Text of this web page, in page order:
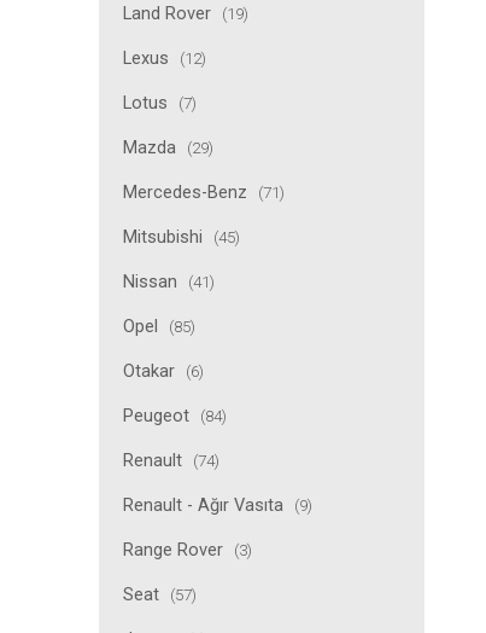
Land Rover (19)
Lexus (12)
Lotus (7)
Mazda (29)
Mercedes-Benz (71)
Mitsubishi (45)
Nissan (41)
Opel (85)
Otakar (6)
Peugeot (84)
Renault (74)
Renault - Ağır Vasıta (9)
Range Rover (3)
Seat (57)